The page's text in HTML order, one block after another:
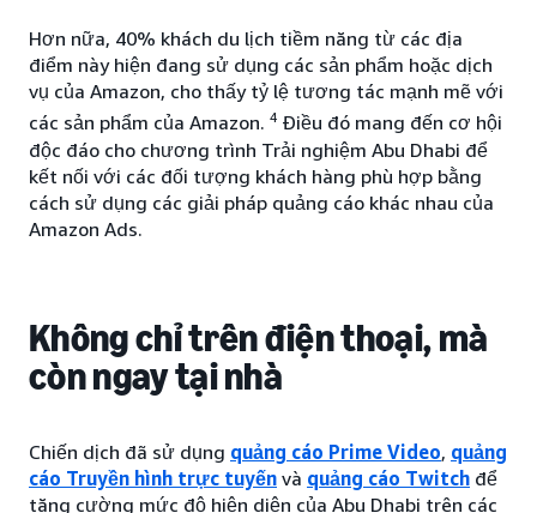
Hơn nữa, 40% khách du lịch tiềm năng từ các địa
điểm này hiện đang sử dụng các sản phẩm hoặc dịch
vụ của Amazon, cho thấy tỷ lệ tương tác mạnh mẽ với
các sản phẩm của Amazon. 4 Điều đó mang đến cơ hội
độc đáo cho chương trình Trải nghiệm Abu Dhabi để
kết nối với các đối tượng khách hàng phù hợp bằng
cách sử dụng các giải pháp quảng cáo khác nhau của
Amazon Ads.
Không chỉ trên điện thoại, mà
còn ngay tại nhà
Chiến dịch đã sử dụng quảng cáo Prime Video, quảng
cáo Truyền hình trực tuyến và quảng cáo Twitch để
tăng cường mức độ hiện diện của Abu Dhabi trên các